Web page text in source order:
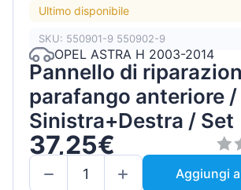
Ultimo disponibile
SKU: 550901-9 550902-9
OPEL ASTRA H 2003-2014
Pannello di
parafango anteriore /
Sinistra+Destra / Set
37,25€
Aggiungi